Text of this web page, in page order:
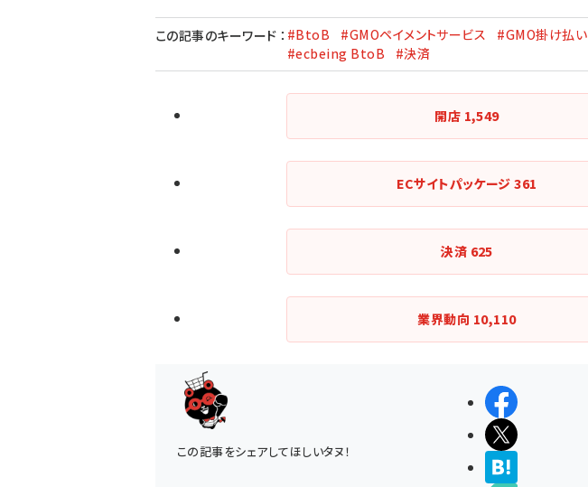
この記事のキーワード ： #BtoB #GMOペイメントサービス #GMO掛け払い
#ecbeing BtoB
#決済
開店 1,549
ECサイトパッケージ361
決済 625
業界動向 10,110
この記事をシェアしてほしいタヌ！